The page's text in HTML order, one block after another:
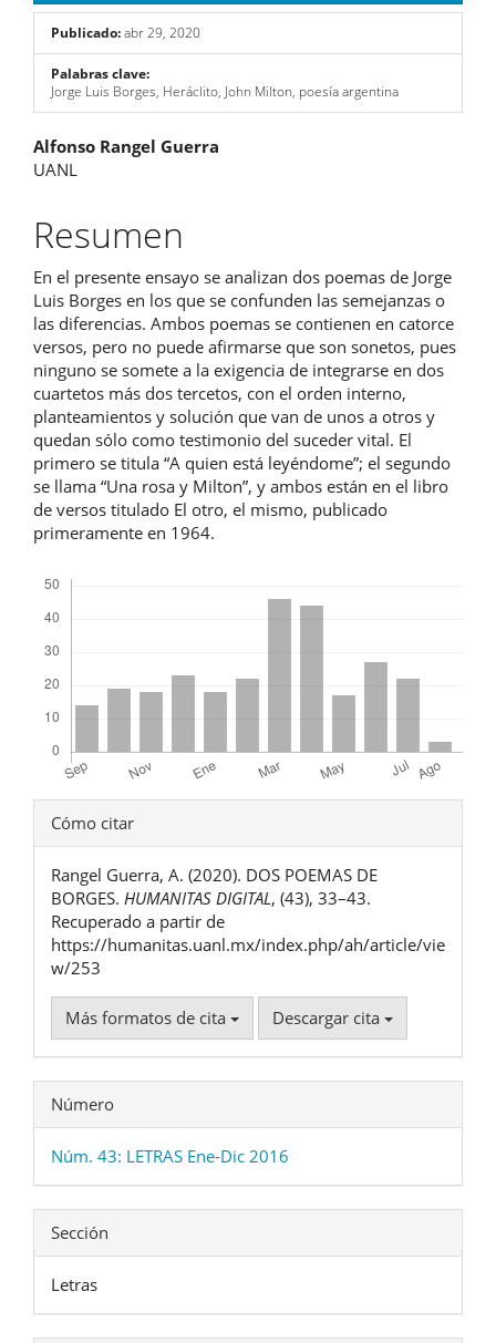
Publicado:abr 29, 2020
Palabras clave:
Jorge Luis Borges, Heráclito, John Milton, poesía argentina
Contenido
principal
del
artículo
Alfonso Rangel Guerra
UANL
Resumen
En el presente ensayo se analizan dos poemas de Jorge
Luis Borges en los que se confunden las semejanzas o
las diferencias. Ambos poemas se contienen en catorce
versos, pero no puede afirmarse que son sonetos, pues
ninguno se somete a la exigencia de integrarse en dos
cuartetos más dos tercetos, con el orden interno,
planteamientos y solución que van de unos a otros y
quedan sólo como testimonio del suceder vital. El
primero se titula “A quien está leyéndome”; el segundo
se llama “Una rosa y Milton”, y ambos están en el libro
de versos titulado El otro, el mismo, publicado
primeramente en 1964.
Detalles
del
artículo
Cómo citar
Rangel Guerra, A. (2020). DOS POEMAS DE
BORGES. HUMANITAS DIGITAL, (43), 33–43.
Recuperado a partir de
https://humanitas.uanl.mx/index.php/ah/article/vie
w/253
Más formatos de cita Descargar cita
Número
Núm. 43: LETRAS Ene-Dic 2016
Sección
Letras